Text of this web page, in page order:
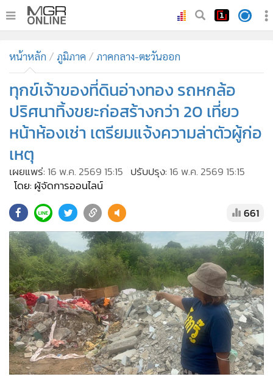
ทันเหตุการณ์
• ภาคใต้
ภูมิภาค
Online Section
• บันเทิง
• ผู้จัดการรายวัน
• คอลัมนิสต์
• CbizReview
• Cyber BIZ
• ผู้จัดกวน
• Good health & Well-being
• Green Innovation & SD
• Management & HR
• MGR Live
• Infographic
• การเมือง
หน้าหลัก ภูมิภาค ภาคกลาง-ตะวันออก
ทุกข์เจ้าของที่ดินอ่างทอง รถหกล้อ
ปริศนาทิ้งขยะก่อสร้างกว่า 20 เที่ยว
หน้าห้องเช่า เตรียมแจ้งความล่าตัวผู้ก่อ
เหตุ
เผยแพร่: 16 พ.ค. 2569 15:15 ปรับปรุง: 16 พ.ค. 2569 15:15
โดย: ผู้จัดการออนไลน์
661